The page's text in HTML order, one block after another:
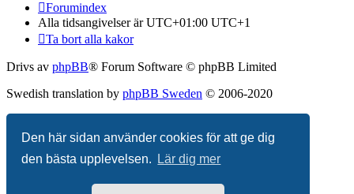
Den här sidan använder cookies för att ge dig
den bästa upplevelsen.
Lär dig mer
Forumindex
Alla tidsangivelser är UTC+01:00 UTC+1
Ta bort alla kakor
Drivs av phpBB® Forum Software © phpBB Limited
Swedish translation by phpBB Sweden © 2006-2020
Integritetspolicy